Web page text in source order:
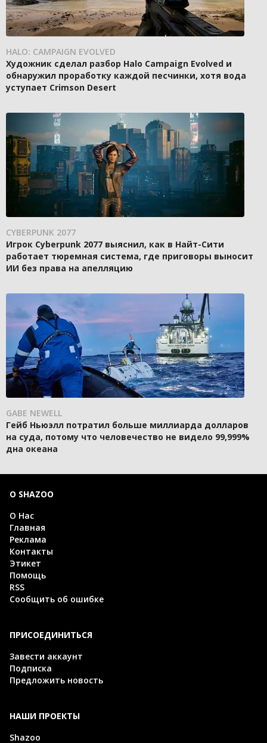
HALO: CAMPAIGN EVOLVED
Художник сделал разбор Halo Campaign Evolved и
обнаружил проработку каждой песчинки, хотя вода
уступает Crimson Desert
CYBERPUNK 2077
Игрок Cyberpunk 2077 выяснил, как в Найт-Сити
работает тюремная система, где приговоры выносит
ИИ без права на апелляцию
GABE NEWELL
Гейб Ньюэлл потратил больше миллиарда долларов
на суда, потому что человечество не видело 99,999%
дна океана
О SHAZOO
О Нас
Главная
Реклама
Контакты
Этикет
Помощь
RSS
Сообщить об ошибке
ПРИСОЕДИНИТЬСЯ
Завести аккаунт
Подписка
Предложить новость
НАШИ ПРОЕКТЫ
Shazoo